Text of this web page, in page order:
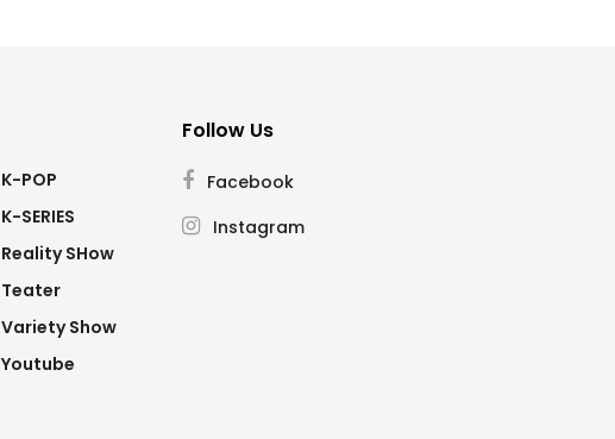
K-POP
K-SERIES
Reality SHow
Teater
Variety Show
Youtube
Follow Us
Facebook
Instagram